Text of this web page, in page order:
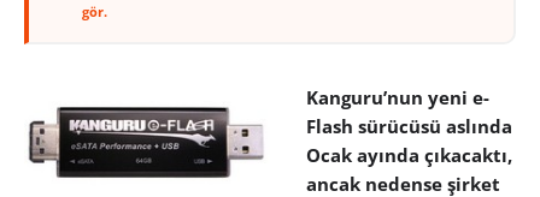
gör.
Kanguru’nun yeni e-
Flash sürücüsü aslında
Ocak ayında çıkacaktı,
ancak nedense şirket